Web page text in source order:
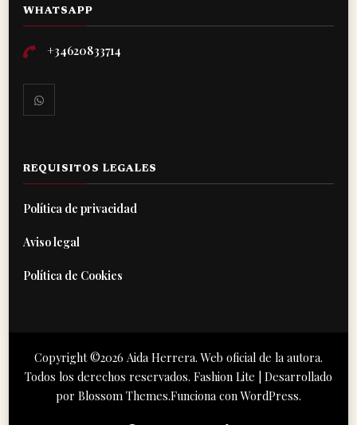
WHATSAPP
+34620833714
REQUISITOS LEGALES
Política de privacidad
Aviso legal
Política de Cookies
Copyright ©2026 Aida Herrera. Web oficial de la autora.
Todos los derechos reservados. Fashion Lite | Desarrollado
por Blossom Themes.Funciona conWordPress.